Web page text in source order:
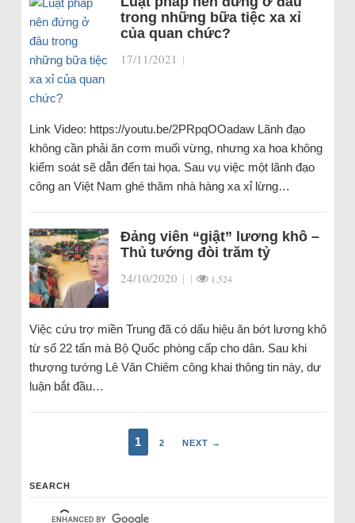
trong những bữa tiệc xa xỉ
của quan chức?
17/11/2021 |
Link Video: https://youtu.be/2PRpqOOadaw Lãnh đạo
không cần phải ăn cơm muối vừng, nhưng xa hoa không
kiểm soát sẽ dẫn đến tai họa. Sau vụ việc một lãnh đạo
công an Việt Nam ghé thăm nhà hàng xa xỉ lừng…
Đảng viên “giật” lương khô –
Thủ tướng đòi trăm tỷ
24/10/2020 | | 1.524
Việc cứu trợ miền Trung đã có dấu hiệu ăn bớt lương khô
từ số 22 tấn mà Bộ Quốc phòng cấp cho dân. Sau khi
thượng tướng Lê Văn Chiêm công khai thông tin này, dư
luận bắt đầu…
1 2 NEXT →
SEARCH